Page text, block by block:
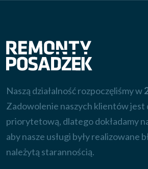
Naszą działalność rozpoczęliśmy w
Zadowolenie naszych klientów jest
priorytetową, dlatego dokładamy
aby nasze usługi były realizowane
należytą starannością.